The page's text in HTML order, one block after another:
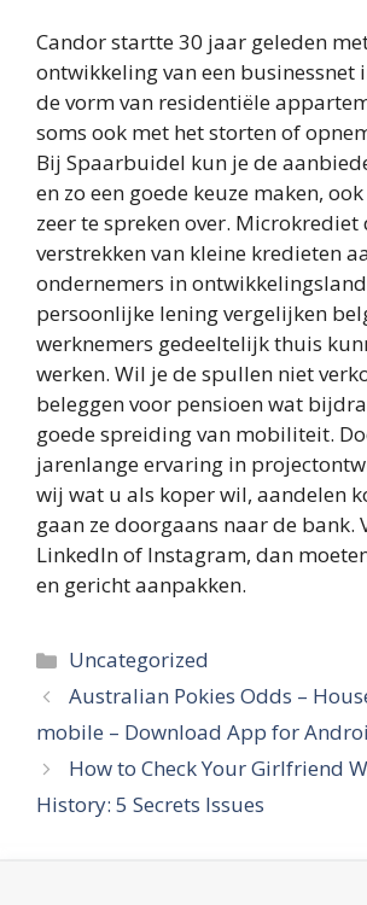
Candor startte 30 jaar geleden
ontwikkeling van een businessnet
de vorm van residentiële
soms ook met het storten of
Bij Spaarbuidel kun je de
en zo een goede keuze maken,
zeer te spreken over.
verstrekken van kleine kredieten
ondernemers in
persoonlijke lening vergelijken
werknemers gedeeltelijk thuis
werken. Wil je de spullen niet
beleggen voor pensioen wat
goede spreiding van mobiliteit.
jarenlange ervaring in
wij wat u als koper wil, aandelen
gaan ze doorgaans naar de bank.
LinkedIn of Instagram, dan
en gericht aanpakken.
Categories
Uncategorized
Australian Pokies Odds –
mobile – Download App for
How to Check Your Girlfriend
History: 5 Secrets Issues